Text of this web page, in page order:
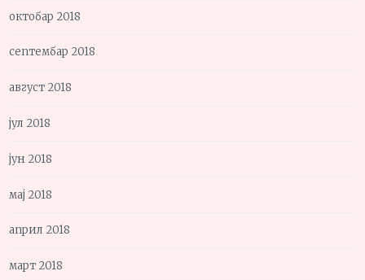
октобар 2018
септембар 2018
август 2018
јул 2018
јун 2018
мај 2018
април 2018
март 2018